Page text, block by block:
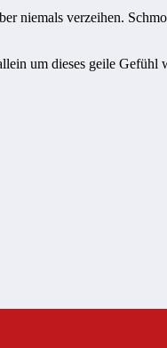
niemals verzeihen.
um dieses geile